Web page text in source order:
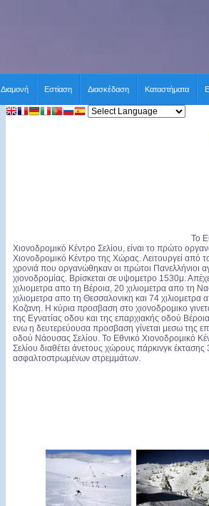
Διαμονή Εστίαση Διασκέδαση Καταστήματα
Το
Χιονοδρομικό Κέντρο Σελίου, είναι το πρώτο
Χιονοδρομικό Κέντρο της Χώρας. Λειτουργεί από
χρονιά που οργανώθηκαν οι πρώτοι Πανελλήνιοι
χιονοδρομίας. Βρίσκεται σε υψομετρο 1530μ.
χιλιομετρα απο τη Βέροια, 20 χιλιομετρα απο τη
χιλιομετρα απο τη Θεσσαλονικη και 74 χιλιομετρα
Κοζανη. Η κύρια προσβαση στο χιονοδρομικο
της Εγνατίας οδου και της επαρχιακής οδού
ενω η δευτερεύουσα προσβαση γίνεται μεσω της
οδού Νάουσας Σελίου. Το Εθνικό Χιονοδρομικό
Σελίου διαθέτει άνετους χώρους πάρκινγκ έκτασης
ασφαλτοστρωμένων στρεμμάτων.